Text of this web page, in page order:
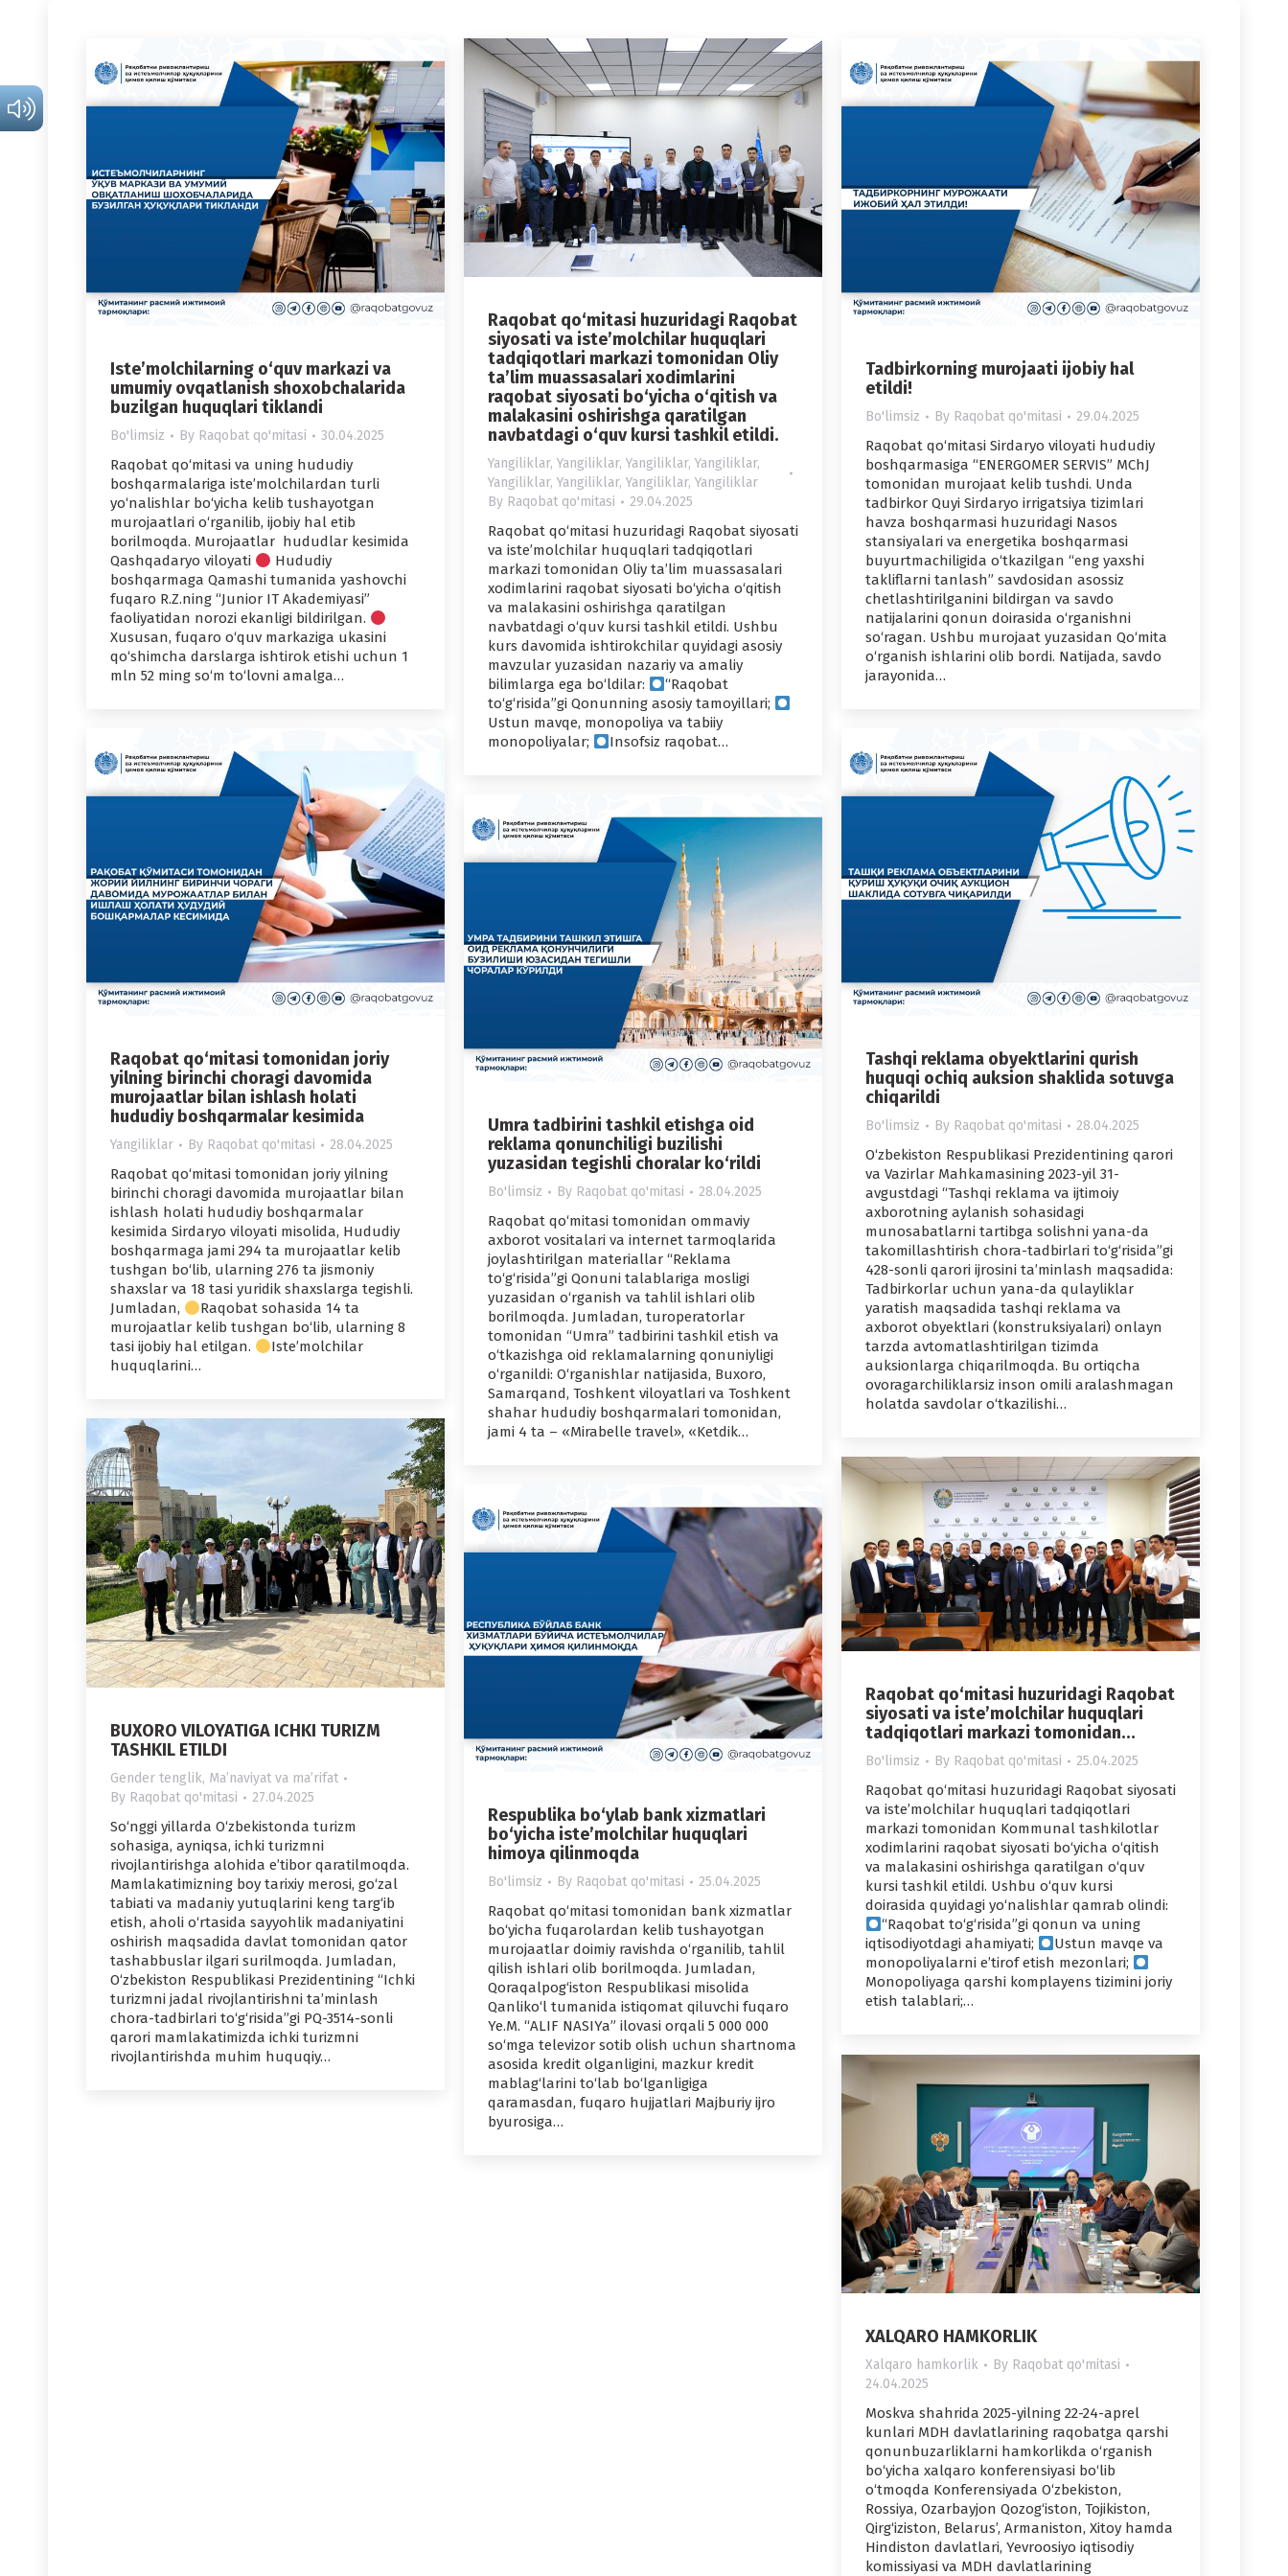
Iste’molchilarning o‘quv markazi va
umumiy ovqatlanish shoxobchalarida
buzilgan huquqlari tiklandi
Bo'limsiz By Raqobat qo'mitasi 30.04.2025
Raqobat qo‘mitasi va uning hududiy
boshqarmalariga iste’molchilardan turli
yo‘nalishlar bo‘yicha kelib tushayotgan
murojaatlari o‘rganilib, ijobiy hal etib
borilmoqda. Murojaatlar hududlar kesimida
Qashqadaryo viloyati
Hududiy
boshqarmaga Qamashi tumanida yashovchi
fuqaro R.Z.ning “Junior IT Akademiyasi”
faoliyatidan norozi ekanligi bildirilgan.
Xususan, fuqaro o‘quv markaziga ukasini
qo‘shimcha darslarga ishtirok etishi uchun 1
mln 52 ming so‘m to‘lovni amalga…
Raqobat qo‘mitasi huzuridagi Raqobat
siyosati va iste’molchilar huquqlari
tadqiqotlari markazi tomonidan Oliy
ta’lim muassasalari xodimlarini
raqobat siyosati bo‘yicha o‘qitish va
malakasini oshirishga qaratilgan
navbatdagi o‘quv kursi tashkil etildi.
Yangiliklar, Yangiliklar, Yangiliklar, Yangiliklar,
Yangiliklar, Yangiliklar, Yangiliklar, Yangiliklar
By Raqobat qo'mitasi 29.04.2025
Raqobat qo‘mitasi huzuridagi Raqobat siyosati
va iste’molchilar huquqlari tadqiqotlari
markazi tomonidan Oliy ta’lim muassasalari
xodimlarini raqobat siyosati bo‘yicha o‘qitish
va malakasini oshirishga qaratilgan
navbatdagi o‘quv kursi tashkil etildi. Ushbu
kurs davomida ishtirokchilar quyidagi asosiy
mavzular yuzasidan nazariy va amaliy
bilimlarga ega bo‘ldilar:
“Raqobat
to‘g‘risida”gi Qonunning asosiy tamoyillari;
Ustun mavqe, monopoliya va tabiiy
monopoliyalar;
Insofsiz raqobat…
Tadbirkorning murojaati ijobiy hal
etildi!
Bo'limsiz By Raqobat qo'mitasi 29.04.2025
Raqobat qo‘mitasi Sirdaryo viloyati hududiy
boshqarmasiga “ENERGOMER SERVIS” MChJ
tomonidan murojaat kelib tushdi. Unda
tadbirkor Quyi Sirdaryo irrigatsiya tizimlari
havza boshqarmasi huzuridagi Nasos
stansiyalari va energetika boshqarmasi
buyurtmachiligida o‘tkazilgan “eng yaxshi
takliflarni tanlash” savdosidan asossiz
chetlashtirilganini bildirgan va savdo
natijalarini qonun doirasida o‘rganishni
so‘ragan. Ushbu murojaat yuzasidan Qo‘mita
o‘rganish ishlarini olib bordi. Natijada, savdo
jarayonida…
Raqobat qo‘mitasi tomonidan joriy
yilning birinchi choragi davomida
murojaatlar bilan ishlash holati
hududiy boshqarmalar kesimida
Yangiliklar By Raqobat qo'mitasi 28.04.2025
Raqobat qo‘mitasi tomonidan joriy yilning
birinchi choragi davomida murojaatlar bilan
ishlash holati hududiy boshqarmalar
kesimida Sirdaryo viloyati misolida, Hududiy
boshqarmaga jami 294 ta murojaatlar kelib
tushgan bo‘lib, ularning 276 ta jismoniy
shaxslar va 18 tasi yuridik shaxslarga tegishli.
Jumladan,
Raqobat sohasida 14 ta
murojaatlar kelib tushgan bo‘lib, ularning 8
tasi ijobiy hal etilgan.
Iste’molchilar
huquqlarini…
Tashqi reklama obyektlarini qurish
huquqi ochiq auksion shaklida sotuvga
chiqarildi
Bo'limsiz By Raqobat qo'mitasi 28.04.2025
O‘zbekiston Respublikasi Prezidentining qarori
va Vazirlar Mahkamasining 2023-yil 31-
avgustdagi “Tashqi reklama va ijtimoiy
axborotning aylanish sohasidagi
munosabatlarni tartibga solishni yana-da
takomillashtirish chora-tadbirlari to‘g‘risida”gi
428-sonli qarori ijrosini ta’minlash maqsadida:
Tadbirkorlar uchun yana-da qulayliklar
yaratish maqsadida tashqi reklama va
axborot obyektlari (konstruksiyalari) onlayn
tarzda avtomatlashtirilgan tizimda
auksionlarga chiqarilmoqda. Bu ortiqcha
ovoragarchiliklarsiz inson omili aralashmagan
holatda savdolar o‘tkazilishi…
Umra tadbirini tashkil etishga oid
reklama qonunchiligi buzilishi
yuzasidan tegishli choralar ko‘rildi
Bo'limsiz By Raqobat qo'mitasi 28.04.2025
Raqobat qo‘mitasi tomonidan ommaviy
axborot vositalari va internet tarmoqlarida
joylashtirilgan materiallar “Reklama
to‘g‘risida”gi Qonuni talablariga mosligi
yuzasidan o‘rganish va tahlil ishlari olib
borilmoqda. Jumladan, turoperatorlar
tomonidan “Umra” tadbirini tashkil etish va
o‘tkazishga oid reklamalarning qonuniyligi
o‘rganildi: O‘rganishlar natijasida, Buxoro,
Samarqand, Toshkent viloyatlari va Toshkent
shahar hududiy boshqarmalari tomonidan,
jami 4 ta – «Mirabelle travel», «Ketdik…
BUXORO VILOYATIGA ICHKI TURIZM
TASHKIL ETILDI
Gender tenglik, Maʼnaviyat va maʼrifat
By Raqobat qo'mitasi 27.04.2025
So‘nggi yillarda O‘zbekistonda turizm
sohasiga, ayniqsa, ichki turizmni
rivojlantirishga alohida e’tibor qaratilmoqda.
Mamlakatimizning boy tarixiy merosi, go‘zal
tabiati va madaniy yutuqlarini keng targ‘ib
etish, aholi o‘rtasida sayyohlik madaniyatini
oshirish maqsadida davlat tomonidan qator
tashabbuslar ilgari surilmoqda. Jumladan,
O‘zbekiston Respublikasi Prezidentining “Ichki
turizmni jadal rivojlantirishni ta’minlash
chora-tadbirlari to‘g‘risida”gi PQ-3514-sonli
qarori mamlakatimizda ichki turizmni
rivojlantirishda muhim huquqiy…
Raqobat qo‘mitasi huzuridagi Raqobat
siyosati va iste’molchilar huquqlari
tadqiqotlari markazi tomonidan…
Bo'limsiz By Raqobat qo'mitasi 25.04.2025
Raqobat qo‘mitasi huzuridagi Raqobat siyosati
va iste’molchilar huquqlari tadqiqotlari
markazi tomonidan Kommunal tashkilotlar
xodimlarini raqobat siyosati bo‘yicha o‘qitish
va malakasini oshirishga qaratilgan o‘quv
kursi tashkil etildi. Ushbu o‘quv kursi
doirasida quyidagi yo‘nalishlar qamrab olindi:
“Raqobat to‘g‘risida”gi qonun va uning
iqtisodiyotdagi ahamiyati;
Ustun mavqe va
monopoliyalarni e’tirof etish mezonlari;
Monopoliyaga qarshi komplayens tizimini joriy
etish talablari;…
Respublika bo‘ylab bank xizmatlari
bo‘yicha iste’molchilar huquqlari
himoya qilinmoqda
Bo'limsiz By Raqobat qo'mitasi 25.04.2025
Raqobat qo‘mitasi tomonidan bank xizmatlar
bo‘yicha fuqarolardan kelib tushayotgan
murojaatlar doimiy ravishda o‘rganilib, tahlil
qilish ishlari olib borilmoqda. Jumladan,
Qoraqalpog‘iston Respublikasi misolida
Qanliko‘l tumanida istiqomat qiluvchi fuqaro
Ye.M. “ALIF NASIYa” ilovasi orqali 5 000 000
so‘mga televizor sotib olish uchun shartnoma
asosida kredit olganligini, mazkur kredit
mablag‘larini to‘lab bo‘lganligiga
qaramasdan, fuqaro hujjatlari Majburiy ijro
byurosiga…
XALQARO HAMKORLIK
Xalqaro hamkorlik By Raqobat qo'mitasi
24.04.2025
Moskva shahrida 2025-yilning 22-24-aprel
kunlari MDH davlatlarining raqobatga qarshi
qonunbuzarliklarni hamkorlikda o‘rganish
bo‘yicha xalqaro konferensiyasi bo‘lib
o‘tmoqda Konferensiyada O‘zbekiston,
Rossiya, Ozarbayjon Qozog‘iston, Tojikiston,
Qirg‘iziston, Belarus’, Armaniston, Xitoy hamda
Hindiston davlatlari, Yevroosiyo iqtisodiy
komissiyasi va MDH davlatlarining